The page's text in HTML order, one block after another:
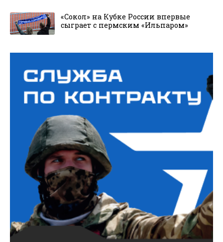
«Сокол» на Кубке России впервые
сыграет с пермским «Ильпаром»